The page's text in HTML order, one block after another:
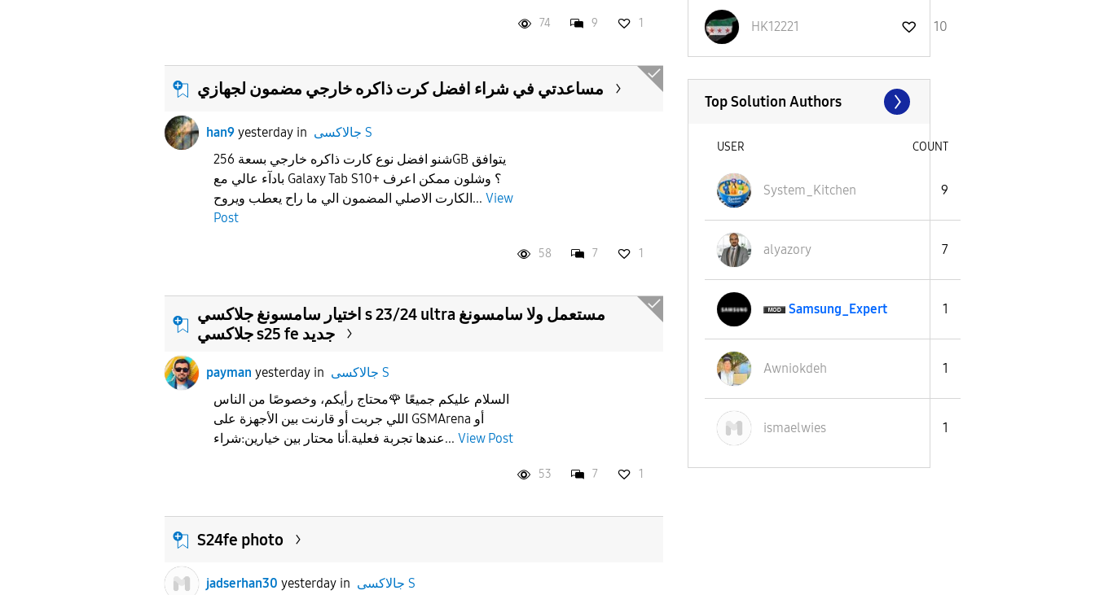
74 9 1
مساعدتي في شراء افضل كرت ذاكره خارجي مضمون لجهازي
han9 yesterday in
جالاكسى S
شنو افضل نوع كارت ذاكره خارجي بسعة 256GB يتوافق
بادآء عالي مع Galaxy Tab S10+ ؟ وشلون ممكن اعرف
الكارت الاصلي المضمون الي ما راح يعطب ويروح... View
Post
58 7 1
اختيار سامسونغ جلاكسي s 23/24 ultra مستعمل ولا سامسونغ
جلاكسي s25 fe جديد
payman yesterday in
جالاكسى S
السلام عليكم جميعًا 🌹محتاج رأيكم، وخصوصًا من الناس
اللي جربت أو قارنت بين الأجهزة على GSMArena أو
عندها تجربة فعلية.أنا محتار بين خيارين:شراء... View Post
53 7 1
S24fe photo
jadserhan30 yesterday in
جالاكسى S
HK12221 10
Top Solution Authors
USER COUNT
System_Kitchen 9
alyazory 7
Samsung_Expert 1
Awniokdeh 1
ismaelwies 1